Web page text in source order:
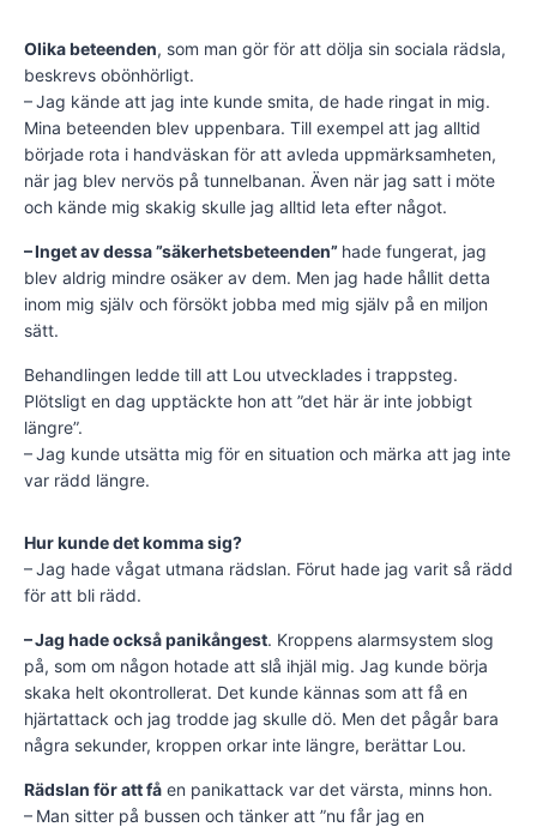
Olika beteenden, som man gör för att dölja sin sociala rädsla,
beskrevs obönhörligt.
– Jag kände att jag inte kunde smita, de hade ringat in mig.
Mina beteenden blev uppenbara. Till exempel att jag alltid
började rota i handväskan för att avleda uppmärksamheten,
när jag blev nervös på tunnelbanan. Även när jag satt i möte
och kände mig skakig skulle jag alltid leta efter något.
– Inget av dessa ”säkerhetsbeteenden” hade fungerat, jag
blev aldrig mindre osäker av dem. Men jag hade hållit detta
inom mig själv och försökt jobba med mig själv på en miljon
sätt.
Behandlingen ledde till att Lou utvecklades i trappsteg.
Plötsligt en dag upptäckte hon att ”det här är inte jobbigt
längre”.
– Jag kunde utsätta mig för en situation och märka att jag inte
var rädd längre.
Hur kunde det komma sig?
– Jag hade vågat utmana rädslan. Förut hade jag varit så rädd
för att bli rädd.
– Jag hade också panikångest. Kroppens alarmsystem slog
på, som om någon hotade att slå ihjäl mig. Jag kunde börja
skaka helt okontrollerat. Det kunde kännas som att få en
hjärtattack och jag trodde jag skulle dö. Men det pågår bara
några sekunder, kroppen orkar inte längre, berättar Lou.
Rädslan för att få en panikattack var det värsta, minns hon.
– Man sitter på bussen och tänker att ”nu får jag en